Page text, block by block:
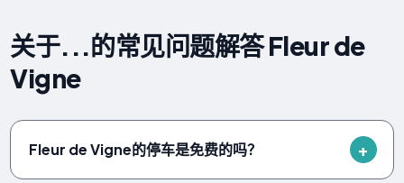
关于...的常见问题解答 Fleur de
Vigne
Fleur de Vigne的停车是免费的吗？